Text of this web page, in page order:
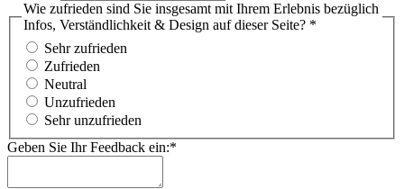
Wie zufrieden sind Sie insgesamt mit Ihrem Erlebnis bezüglich
Infos, Verständlichkeit & Design auf dieser Seite? *
Sehr zufrieden
Zufrieden
Neutral
Unzufrieden
Sehr unzufrieden
Geben Sie Ihr Feedback ein:*